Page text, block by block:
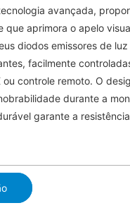
avançada,
que aprimora o apelo
diodos emissores de
facilmente
ou controle remoto. O
durante a
garante a